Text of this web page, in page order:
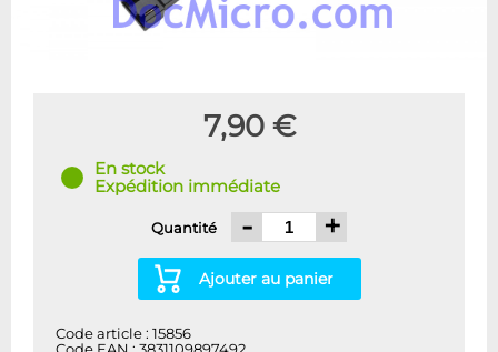
7,90 €
En stock
Expédition immédiate
Quantité - +
Ajouter au panier
Code article : 15856